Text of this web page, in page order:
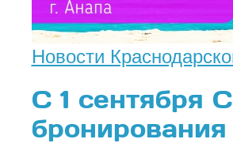
Новости
С 1 сентября
бронирования